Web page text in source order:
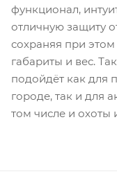
функционал,
отличную защиту
сохраняя при
габариты и вес.
подойдёт как для
городе, так и для
том числе и охоты